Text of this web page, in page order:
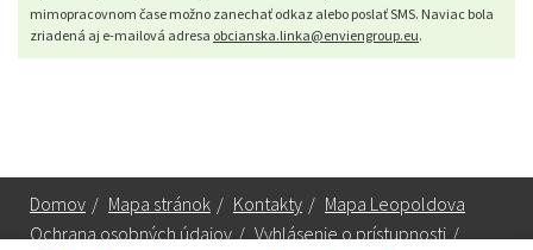
mimopracovnom čase možno zanechať odkaz alebo poslať SMS. Naviac bola
zriadená aj e-mailová adresa obcianska.linka@enviengroup.eu.
Domov / Mapa stránok / Kontakty / Mapa Leopoldova
Ochrana osobných údajov / Vyhlásenie o prístupnosti /